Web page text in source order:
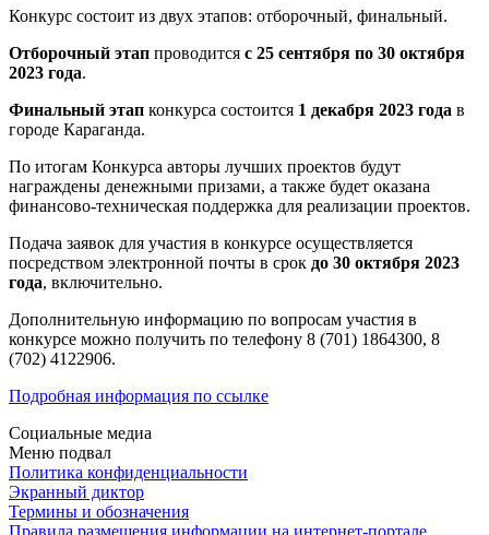
Конкурс состоит из двух этапов: отборочный, финальный.
Отборочный этап проводится с 25 сентября по 30 октября
2023 года.
Финальный этап конкурса состоится 1 декабря 2023 года в
городе Караганда.
По итогам Конкурса авторы лучших проектов будут
награждены денежными призами, а также будет оказана
финансово-техническая поддержка для реализации проектов.
Подача заявок для участия в конкурсе осуществляется
посредством электронной почты в срок до 30 октября 2023
года, включительно.
Дополнительную информацию по вопросам участия в
конкурсе можно получить по телефону 8 (701) 1864300, 8
(702) 4122906.
Подробная информация по ссылке
Социальные медиа
Меню подвал
Политика конфиденциальности
Экранный диктор
Термины и обозначения
Правила размещения информации на интернет-портале